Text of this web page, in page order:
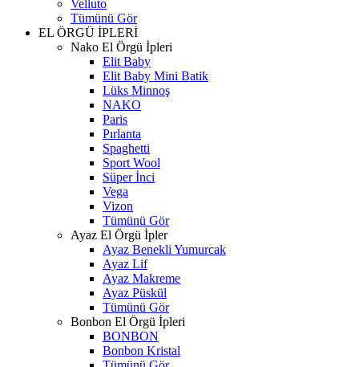
Velluto
Tümünü Gör
EL ÖRGÜ İPLERİ
Nako El Örgü İpleri
Elit Baby
Elit Baby Mini Batik
Lüks Minnoş
NAKO
Paris
Pırlanta
Spaghetti
Sport Wool
Süper İnci
Vega
Vizon
Tümünü Gör
Ayaz El Örgü İpler
Ayaz Benekli Yumurcak
Ayaz Lif
Ayaz Makreme
Ayaz Püskül
Tümünü Gör
Bonbon El Örgü İpleri
BONBON
Bonbon Kristal